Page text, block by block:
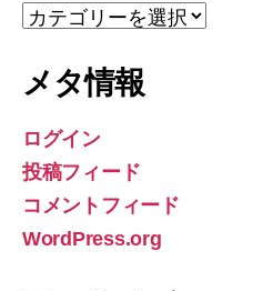
カ
テ
リ
メタ情報
ログイン
投稿フィード
コメントフィード
WordPress.org